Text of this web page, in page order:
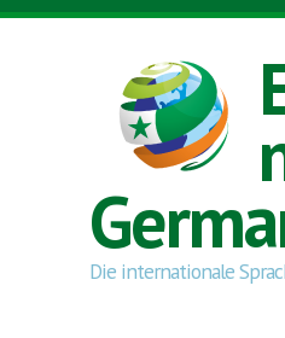
Skip to main content
Die internationale